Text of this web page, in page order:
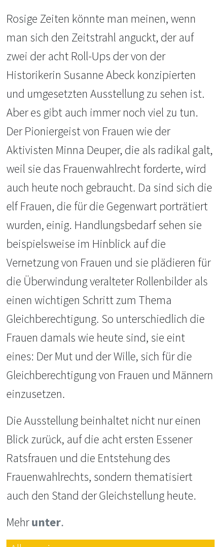
Rosige Zeiten könnte man meinen, wenn
man sich den Zeitstrahl anguckt, der auf
zwei der acht Roll-Ups der von der
Historikerin Susanne Abeck konzipierten
und umgesetzten Ausstellung zu sehen ist.
Aber es gibt auch immer noch viel zu tun.
Der Pioniergeist von Frauen wie der
Aktivisten Minna Deuper, die als radikal galt,
weil sie das Frauenwahlrecht forderte, wird
auch heute noch gebraucht. Da sind sich die
elf Frauen, die für die Gegenwart porträtiert
wurden, einig. Handlungsbedarf sehen sie
beispielsweise im Hinblick auf die
Vernetzung von Frauen und sie plädieren für
die Überwindung veralteter Rollenbilder als
einen wichtigen Schritt zum Thema
Gleichberechtigung. So unterschiedlich die
Frauen damals wie heute sind, sie eint
eines: Der Mut und der Wille, sich für die
Gleichberechtigung von Frauen und Männern
einzusetzen.
Die Ausstellung beinhaltet nicht nur einen
Blick zurück, auf die acht ersten Essener
Ratsfrauen und die Entstehung des
Frauenwahlrechts, sondern thematisiert
auch den Stand der Gleichstellung heute.
Mehrunter.